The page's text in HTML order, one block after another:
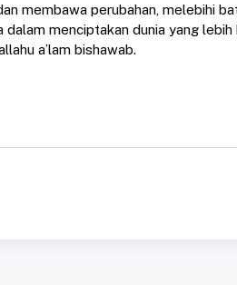
membawa perubahan, melebihi
dalam menciptakan dunia yang
a’lam bishawab.